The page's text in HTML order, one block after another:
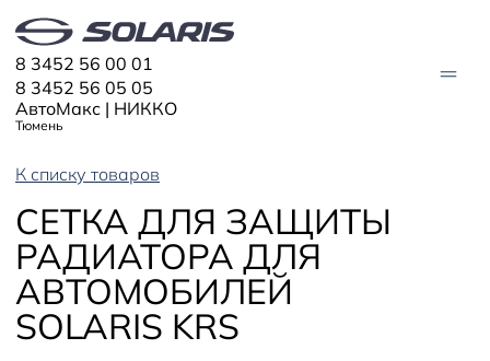
АвтоМакс | НИККО
Тюмень
8 3452 56 00 01
8 3452 56 05 05
АВТО В НАЛИЧИИ
МОДЕЛИ
Solaris HC
Solaris KRX
Solaris KRS
Solaris HS
ЦИФРОВОЙ АВТОМОБИЛЬ
К списку товаров
СЕТКА ДЛЯ ЗАЩИТЫ
РАДИАТОРА ДЛЯ
АВТОМОБИЛЕЙ
SOLARIS KRS